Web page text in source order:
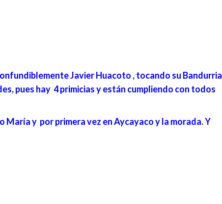
Javier Huacoto , tocando su Bandurria
pues hay 4 primicias y están cumpliendo con todos
María y por primera vez en Aycayaco y la morada. Y